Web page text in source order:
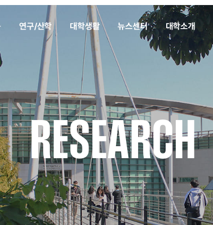
연구/산학 대학생활 뉴스센터 대학소개
RESEARCH